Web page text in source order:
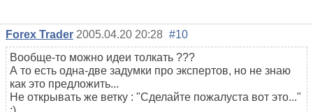
Forex Trader 2005.04.20 20:28 #10
Вообще-то можно идеи толкать ???
А то есть одна-две задумки про экспертов, но не знаю
как это предложить...
Не открывать же ветку : "Сделайте пожалуста вот это..."